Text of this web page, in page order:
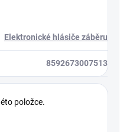
Elektronické hlásiče záběru
8592673007513
položce.